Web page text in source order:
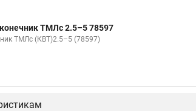
ТМЛс 2.5–5 78597
ТМЛс (КВТ)2.5–5 (78597)